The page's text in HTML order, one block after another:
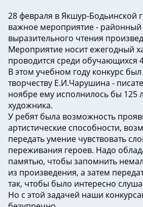
️28 февраля в Якшур-Бодьинской
важное мероприятие - районный
выразительного чтения
Мероприятие носит ежегодный
проводится среди обучающихся
В этом учебном году конкурс
творчеству Е.И.Чарушина -
ноябре ему исполнилось бы 125
художника.
У ребят была возможность
артистические способности,
передать умение чувствовать
переживания героев. Надо
памятью, чтобы запомнить
из произведения, а затем
так, чтобы было интересно
Но с этой задачей наши